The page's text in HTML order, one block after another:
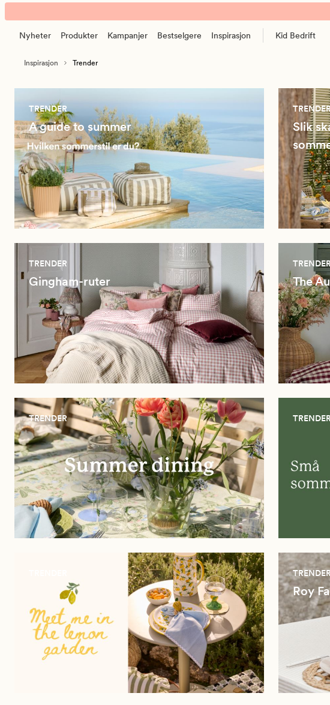
Trender
banner.
KlikkNyheter Produkter Kampanjer Bestselgere Inspirasjon Kid Bedrift
Inspirasjon Trender
TRENDER
A guide to summer
Slik
TRENDER
Gingham-ruter
TRENDER
The
TRENDER TRENDER
Roy